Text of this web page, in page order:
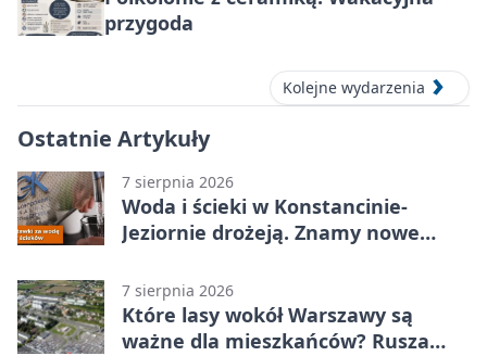
przygoda
Kolejne wydarzenia
Ostatnie Artykuły
7 sierpnia 2026
Woda i ścieki w Konstancinie-
Jeziornie drożeją. Znamy nowe
7 sierpnia 2026
Które lasy wokół Warszawy są
ważne dla mieszkańców? Rusza